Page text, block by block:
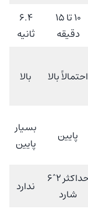
10 تا 15
دقیقه
6.4
ثانیه
احتمالاً بالا بالا
پایین
بسیار
پایین
حداکثر 2^6
شارد
ندارد